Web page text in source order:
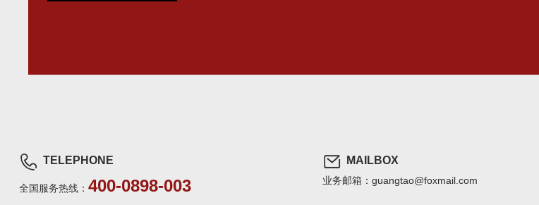
TELEPHONE
全国服务热线： 400-0898-003
MAILBOX
业务邮箱：guangtao@foxmail.com